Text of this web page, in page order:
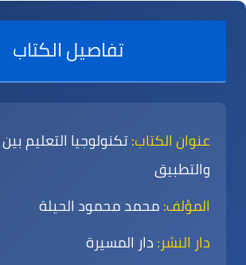
تفاصيل الكتاب
عنوان الكتاب:تكنولوجيا التعليم
والتطبيق
المؤلف:محمد محمود الحيلة
دار النشر:دار المسيرة